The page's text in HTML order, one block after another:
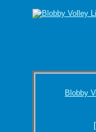
Blobby